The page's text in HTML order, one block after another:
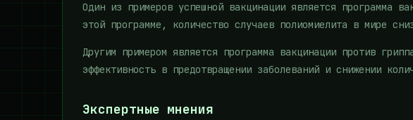
Один из примеров успешной вакцинации является программа
этой программе, количество случаев полиомиелита в мире
Другим примером является программа вакцинации против
эффективность в предотвращении заболеваний и снижении
Экспертные мнения